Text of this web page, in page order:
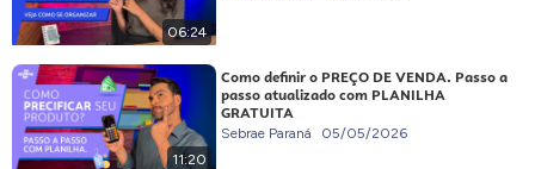
06:24
11:20
Como definir o PREÇO DE VENDA. Passo a
passo atualizado com PLANILHA
GRATUITA
Sebrae Paraná 05/05/2026